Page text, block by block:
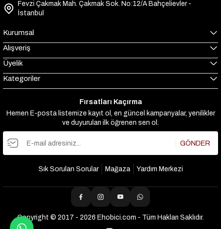
Fevzi Çakmak Mah. Çakmak Sok. No:12/A Bahçelievler -
İstanbul
Kurumsal
Alışveriş
Üyelik
Kategoriler
Fırsatları Kaçırma
Hemen E-posta listemize kayıt ol, en güncel kampanyalar, yenilikler
ve duyuruları ilk öğrenen sen ol.
GÖNDER
Sık Sorulan Sorular Mağaza Yardım Merkezi
Copyright © 2017 - 2026 Ehobici.com - Tüm Hakları Saklıdır.